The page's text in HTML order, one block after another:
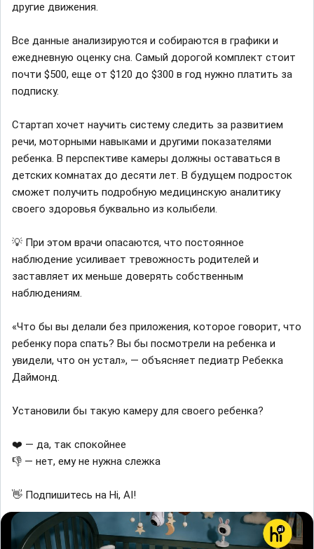
другие движения.
Все данные анализируются и собираются в графики и
ежедневную оценку сна. Самый дорогой комплект стоит
почти $500, еще от $120 до $300 в год нужно платить за
подписку.
Стартап хочет научить систему следить за развитием
речи, моторными навыками и другими показателями
ребенка. В перспективе камеры должны оставаться в
детских комнатах до десяти лет. В будущем подросток
сможет получить подробную медицинскую аналитику
своего здоровья буквально из колыбели.
💡 При этом врачи опасаются, что постоянное
наблюдение усиливает тревожность родителей и
заставляет их меньше доверять собственным
наблюдениям.
«Что бы вы делали без приложения, которое говорит, что
ребенку пора спать? Вы бы посмотрели на ребенка и
увидели, что он устал», — объясняет педиатр Ребекка
Даймонд.
Установили бы такую камеру для своего ребенка?
❤️ — да, так спокойнее
👎 — нет, ему не нужна слежка
👋 Подпишитесь на Hi, AI!